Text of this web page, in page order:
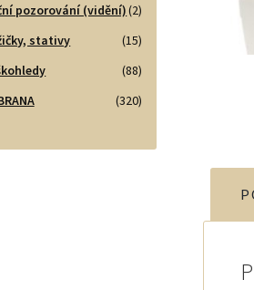
pozorování (vidění)(2)
stativy
(15)
(88)
(320)